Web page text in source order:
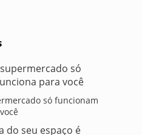
só funcionam